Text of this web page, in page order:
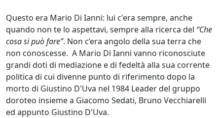
Questo era Mario Di Ianni: lui c'era sempre, anche
quando non te lo aspettavi, sempre alla ricerca del “Che
cosa si può fare”. Non c’era angolo della sua terra che
non conoscesse. A Mario Di Ianni vanno riconosciute
grandi doti di mediazione e di fedeltà alla sua corrente
politica di cui divenne punto di riferimento dopo la
morto di Giustino D'Uva nel 1984 Leader del gruppo
doroteo insieme a Giacomo Sedati, Bruno Vecchiarelli
ed appunto Giustino D'Uva.